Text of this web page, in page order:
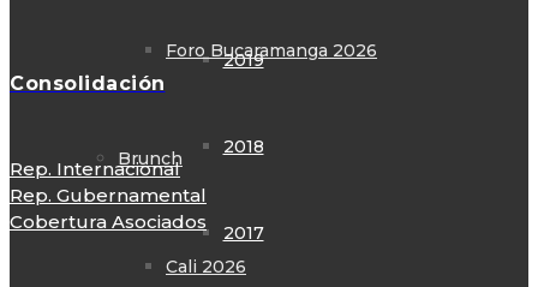
2019
2018
2017
Foro Bucaramanga 2026
Brunch
Cali 2026
Consolidación
Rep. Internacional
Rep. Gubernamental
Cobertura Asociados